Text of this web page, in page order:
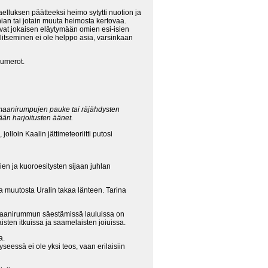
päätteeksi heimo sytytti nuotion ja
tai jotain muuta heimosta kertovaa.
jokaisen eläytymään omien esi-isien
ei ole helppo asia, varsinkaan
pauke tai räjähdysten
harjoitusten äänet.
Kaalin jättimeteoriitti putosi
ja kuoroesitysten sijaan juhlan
Uralin takaa länteen. Tarina
säestämissä lauluissa on
itkuissa ja saamelaisten joiuissa.
ei ole yksi teos, vaan erilaisiin